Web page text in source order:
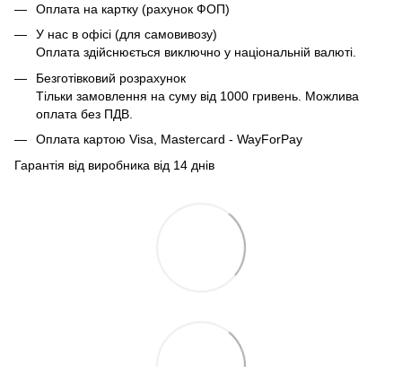
Оплата на картку (рахунок ФОП)
У нас в офісі (для самовивозу)
Оплата здійснюється виключно у національній валюті.
Безготівковий розрахунок
Тільки замовлення на суму від 1000 гривень. Можлива
оплата без ПДВ.
Оплата картою Visa, Mastercard - WayForPay
Гарантія від виробника від 14 днів